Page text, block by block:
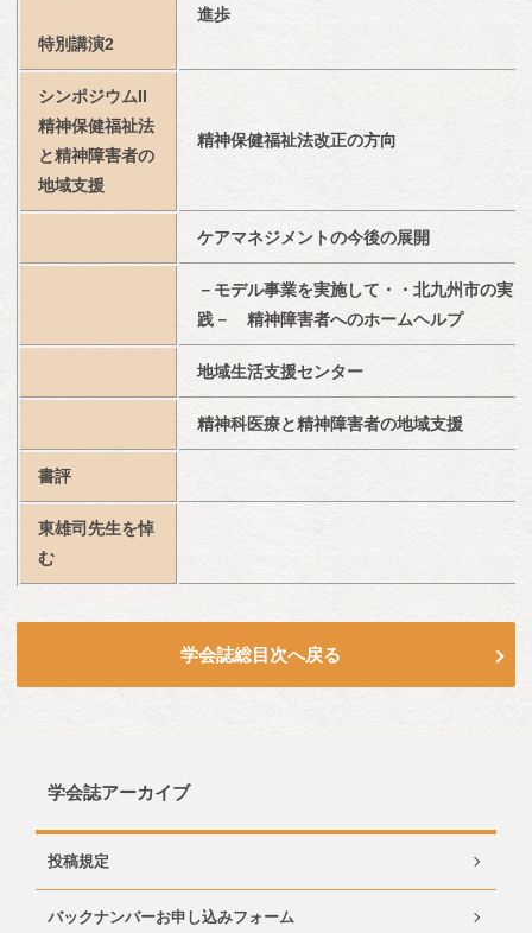
特別講演2
進歩
シンポジウムII
精神保健福祉法
と精神障害者の
地域支援
精神保健福祉法改正の方向
ケアマネジメントの今後の展開
－モデル事業を実施して・・北九州市の実
践－　精神障害者へのホームヘルプ
地域生活支援センター
精神科医療と精神障害者の地域支援
書評
東雄司先生を悼
む
学会誌総目次へ戻る
学会誌アーカイブ
投稿規定
バックナンバーお申し込みフォーム